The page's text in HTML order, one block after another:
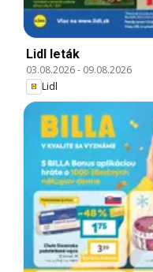
Lidl leták
03.08.2026- 09.08.2026
Lidl